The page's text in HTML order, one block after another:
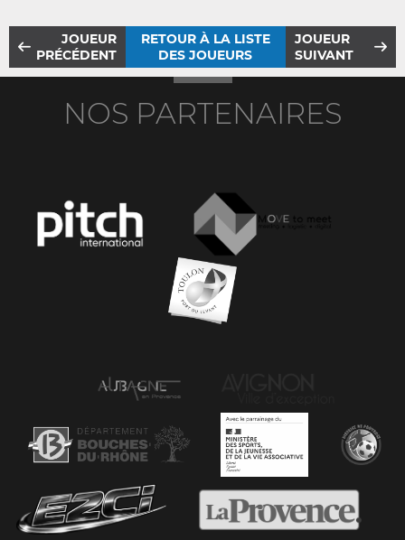
JOUEUR
PRÉCÉDENT
RETOUR À LA LISTE
DES JOUEURS
JOUEUR
SUIVANT
NOS PARTENAIRES